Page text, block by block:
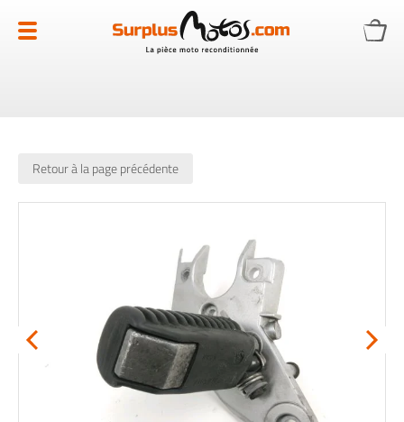
au
contenu
Retour à la page précédente
gallery